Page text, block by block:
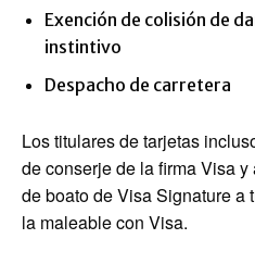
Exención de colisión de
instintivo
Despacho de carretera
Los titulares de tarjetas
de conserje de la firma Visa
de boato de Visa Signature a
la maleable con Visa.